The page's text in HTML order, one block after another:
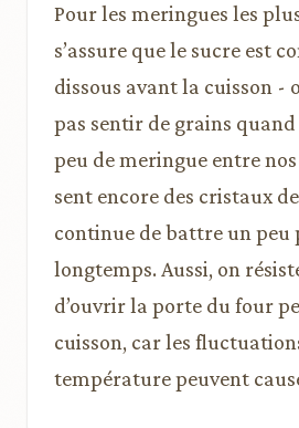
Pour les meringues les
s’assure que le sucre est
dissous avant la cuisson -
pas sentir de grains
peu de meringue entre nos
sent encore des cristaux
continue de battre un peu
longtemps. Aussi, on
d’ouvrir la porte du four
cuisson, car les
température peuvent